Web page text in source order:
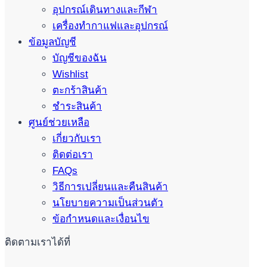
อุปกรณ์เดินทางและกีฬา
เครื่องทำกาแฟและอุปกรณ์
ข้อมูลบัญชี
บัญชีของฉัน
Wishlist
ตะกร้าสินค้า
ชำระสินค้า
ศูนย์ช่วยเหลือ
เกี่ยวกับเรา
ติดต่อเรา
FAQs
วิธีการเปลี่ยนและคืนสินค้า
นโยบายความเป็นส่วนตัว
ข้อกำหนดและเงื่อนไข
ติดตามเราได้ที่